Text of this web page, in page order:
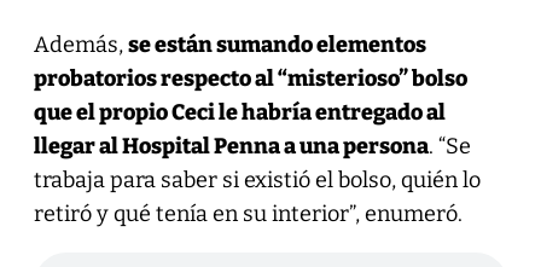
Además,se están sumando elementos
probatorios respecto al “misterioso” bolso
que el propio Ceci le habría entregado al
llegar al Hospital Penna a una persona. “Se
trabaja para saber si existió el bolso, quién lo
retiró y qué tenía en su interior”, enumeró.